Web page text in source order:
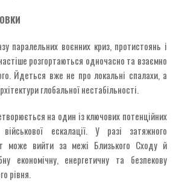
воєнних криз, протистоянь і
розгортаються одночасно та взаємно
Йдеться вже не про локальні спалахи, а
глобальної нестабільності.
на один із ключових потенційних
військової ескалації. У разі затяжного
може вийти за межі Близького Сходу й
економічну, енергетичну та безпекову
рівня.